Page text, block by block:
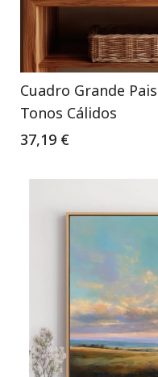
Cuadro Grande
Tonos Cálidos
37,19 €